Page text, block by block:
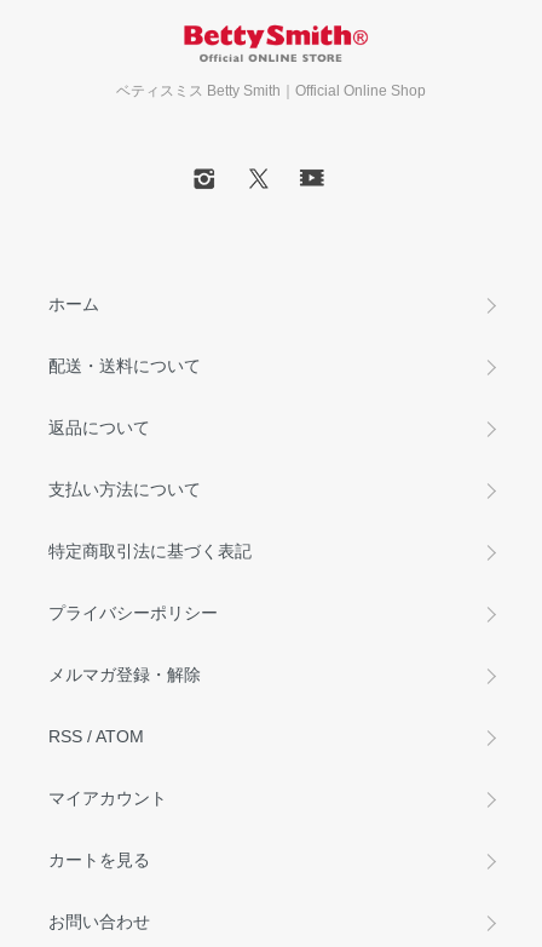
ベティスミス Betty Smith｜Official Online Shop
ホーム
配送・送料について
返品について
支払い方法について
特定商取引法に基づく表記
プライバシーポリシー
メルマガ登録・解除
RSS /ATOM
マイアカウント
カートを見る
お問い合わせ